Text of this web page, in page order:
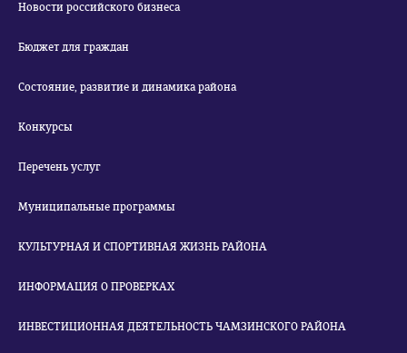
Новости российского бизнеса
Бюджет для граждан
Состояние, развитие и динамика района
Конкурсы
Перечень услуг
Муниципальные программы
КУЛЬТУРНАЯ И СПОРТИВНАЯ ЖИЗНЬ РАЙОНА
ИНФОРМАЦИЯ О ПРОВЕРКАХ
ИНВЕСТИЦИОННАЯ ДЕЯТЕЛЬНОСТЬ ЧАМЗИНСКОГО РАЙОНА